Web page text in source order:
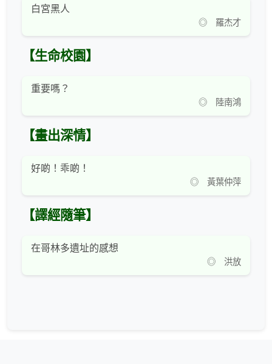
白宮黑人
◎ 羅杰才
【生命校園】
重要嗎？
◎ 陸南鴻
【畫出深情】
好啲！乖啲！
◎ 黃葉仲萍
【譯經隨筆】
在哥林多遺址的感想
◎ 洪放